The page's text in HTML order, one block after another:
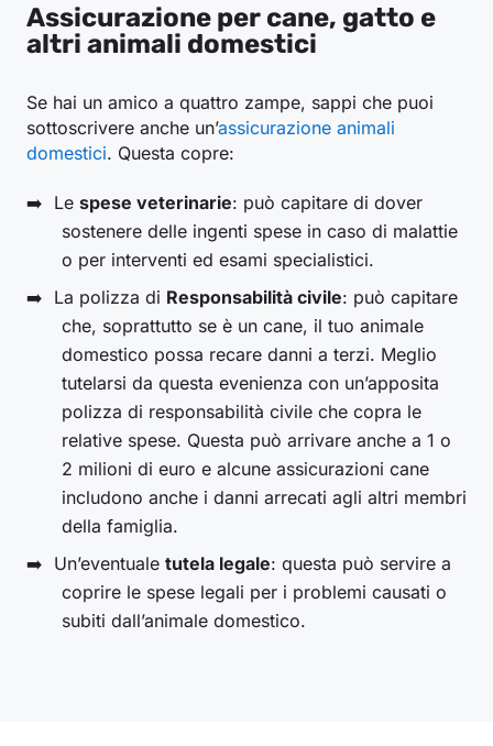
Assicurazione per cane, gatto e
altri animali domestici
Se hai un amico a quattro zampe, sappi che puoi
sottoscrivere anche un’assicurazione animali
domestici. Questa copre:
Le spese veterinarie: può capitare di dover
sostenere delle ingenti spese in caso di malattie
o per interventi ed esami specialistici.
La polizza di Responsabilità civile: può capitare
che, soprattutto se è un cane, il tuo animale
domestico possa recare danni a terzi. Meglio
tutelarsi da questa evenienza con un’apposita
polizza di responsabilità civile che copra le
relative spese. Questa può arrivare anche a 1 o
2 milioni di euro e alcune assicurazioni cane
includono anche i danni arrecati agli altri membri
della famiglia.
Un’eventuale tutela legale: questa può servire a
coprire le spese legali per i problemi causati o
subiti dall’animale domestico.